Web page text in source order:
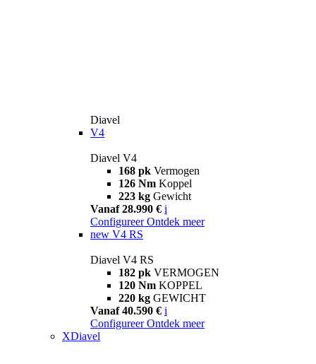
Diavel
V4
Diavel V4
168 pk Vermogen
126 Nm Koppel
223 kg Gewicht
Vanaf 28.990 € i
Configureer Ontdek meer
new V4 RS
Diavel V4 RS
182 pk VERMOGEN
120 Nm KOPPEL
220 kg GEWICHT
Vanaf 40.590 € i
Configureer Ontdek meer
XDiavel